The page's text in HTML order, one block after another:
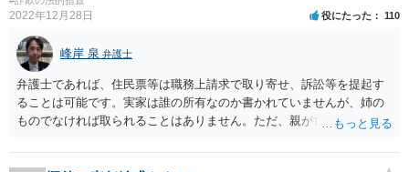
2022年12月28日 役にたった 110
峰岸 泉 弁護士
弁護士であれば、住民票等は職務上請求で取り寄せ、訴訟等を提起す
ることは可能です。実家は誰の所有なのか書かれていませんが、姉の
ものでなければ取られることはありません。ただ、親が亡くなって相
いでしょう。